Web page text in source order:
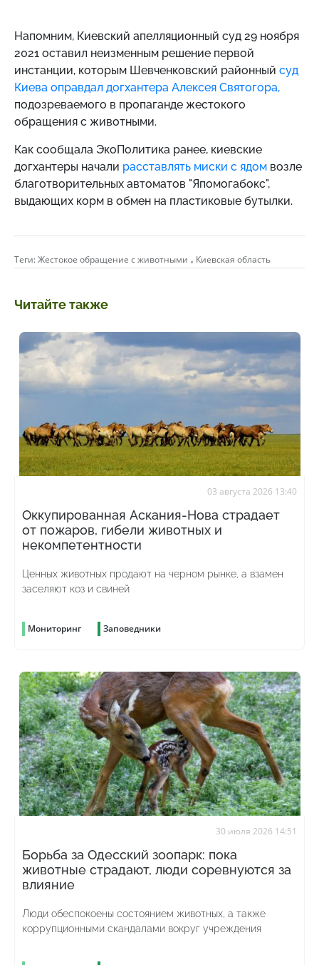
Напомним, Киевский апелляционный суд 29 ноября
2021 оставил неизменным решение первой
инстанции, которым Шевченковский районный суд
Киева оправдал догхантера Алексея Святогора,
подозреваемого в пропаганде жестокого
обращения с животными.
Как сообщала ЭкоПолитика ранее, киевские
догхантеры начали расставлять миски с ядом возле
благотворительных автоматов "Япомогабокс",
выдающих корм в обмен на пластиковые бутылки.
Теги:Жестокое обращение с животными , Киевская область
Читайте также
03 августа 2026 13:40
Оккупированная Аскания-Нова страдает
от пожаров, гибели животных и
некомпетентности
Ценных животных продают на черном рынке, а взамен
заселяют коз и свиней
Мониторинг Заповедники
30 июля 2026 14:51
Борьба за Одесский зоопарк: пока
животные страдают, люди соревнуются за
влияние
Люди обеспокоены состоянием животных, а также
коррупционными скандалами вокруг учреждения